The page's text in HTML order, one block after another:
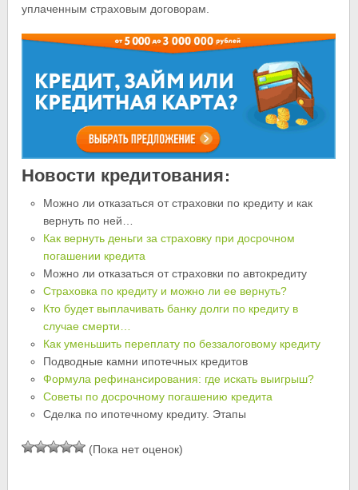
уплаченным страховым договорам.
Новости кредитования:
Можно ли отказаться от страховки по кредиту и как
вернуть по ней…
Как вернуть деньги за страховку при досрочном
погашении кредита
Можно ли отказаться от страховки по автокредиту
Страховка по кредиту и можно ли ее вернуть?
Кто будет выплачивать банку долги по кредиту в
случае смерти…
Как уменьшить переплату по беззалоговому кредиту
Подводные камни ипотечных кредитов
Формула рефинансирования: где искать выигрыш?
Советы по досрочному погашению кредита
Сделка по ипотечному кредиту. Этапы
(Пока нет оценок)